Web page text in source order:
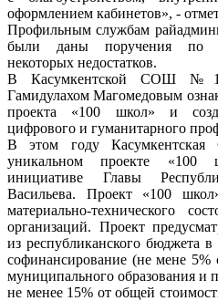
оформлением кабинетов», -
Профильным службам
были даны поручения по
некоторых недостатков.
В Касумкентской СОШ №1
Гамидулахом Магомедовым
проекта «100 школ» и
цифрового и гуманитарного
В этом году
уникальном проекте «100
инициативе Главы
Васильева. Проект «100
материально-технического
организаций. Проект
из республиканского бюджета
софинансирование (не мене 5%
муниципального образования и
не менее 15% от общей